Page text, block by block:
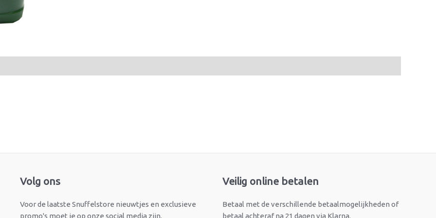
Volg ons
Voor de laatste Snuffelstore nieuwtjes en exclusieve
promo's moet je op onze social media zijn.
Facebook
Instagram Veilig online betalen
Betaal met de verschillende betaalmogelijkheden of
betaal achteraf na 21 dagen via Klarna.